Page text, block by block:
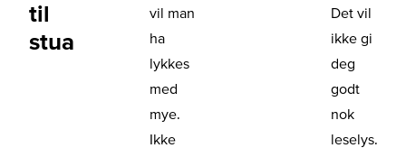
til
stua
vil man
ha
lykkes
med
mye.
Ikke
Det vil
ikke gi
deg
godt
nok
leselys.